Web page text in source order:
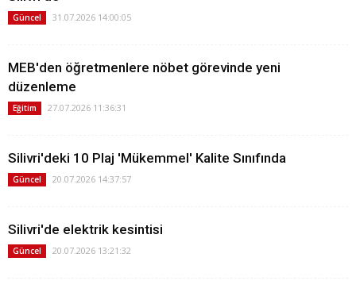
Güncel 31.07.2026 14:00:05
MEB'den öğretmenlere nöbet görevinde yeni
düzenleme
Eğitim 27.07.2026 11:36:31
Silivri'deki 10 Plaj 'Mükemmel' Kalite Sınıfında
Güncel 20.07.2026 14:37:57
Silivri'de elektrik kesintisi
Güncel 20.07.2026 13:21:32